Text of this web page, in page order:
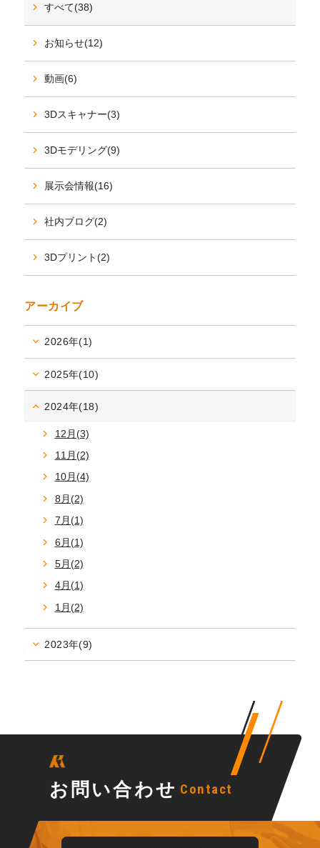
すべて(38)
お知らせ(12)
動画(6)
3Dスキャナー(3)
3Dモデリング(9)
展示会情報(16)
社内ブログ(2)
3Dプリント(2)
アーカイブ
2026年(1)
2025年(10)
2024年(18)
12月(3)
11月(2)
10月(4)
8月(2)
7月(1)
6月(1)
5月(2)
4月(1)
1月(2)
2023年(9)
お問い合わせ Contact